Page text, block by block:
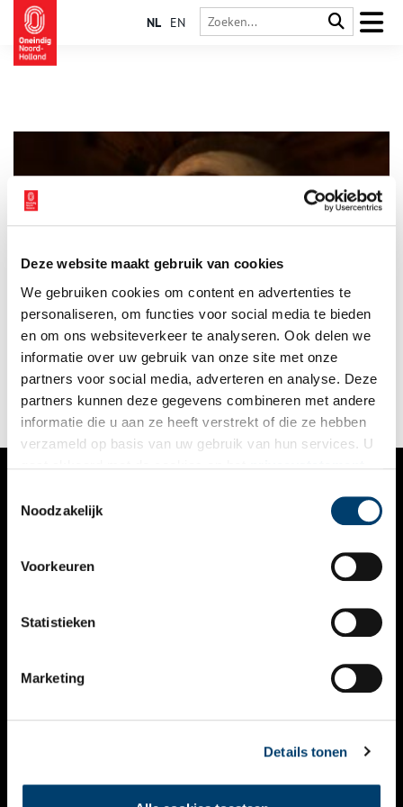
Deze website maakt gebruik van cookies
We gebruiken cookies om content en advertenties te
personaliseren, om functies voor social media te bieden
en om ons websiteverkeer te analyseren. Ook delen we
informatie over uw gebruik van onze site met onze
partners voor social media, adverteren en analyse. Deze
partners kunnen deze gegevens combineren met andere
informatie die u aan ze heeft verstrekt of die ze hebben
verzameld op basis van uw gebruik van hun services. U
Noodzakelijk
Voorkeuren
Statistieken
Marketing
Details tonen
NL EN
Dit najaar neemt kunstenaar Minne Kersten bezoekers mee in
een gelaagde, hallucinerende ervaring van de ruimte. Kersten
ontwikkelt een nieuwe installatie voor de zijruimtes van de
Oude Kerk. Daarin onderzoekt ze hoe religieuze verhalen en
architectuur en negentiende-eeuwse filmtechnieken
gebruikmaken van illusies, visioenen en hallucinaties om een
andere werkelijkheid op te roepen.
1 min
VERHALEN
KALENDER
THEMA’S
VIDEO’S
CONTACT